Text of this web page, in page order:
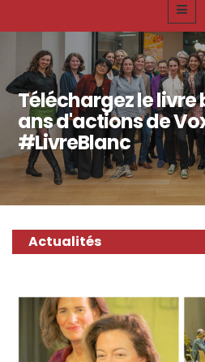
Téléchargez le livre
ans d'actions de
#LivreBlanc
Actualités